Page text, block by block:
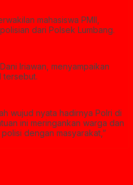
mahasiswa PMII,
dari Polsek Lumbang.
Iriawan, menyampaikan
tersebut.
wujud nyata hadirnya Polri di
ini meringankan warga dan
dengan masyarakat,”